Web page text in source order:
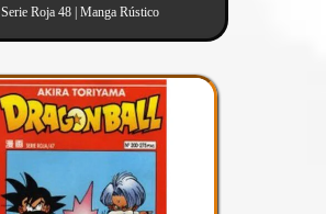
Serie Roja 48 | Manga Rústico